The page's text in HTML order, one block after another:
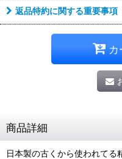
返品特約に関する重要事項
商品詳細
日本製の古くから使われてる